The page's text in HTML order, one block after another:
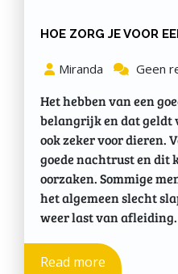
HOE ZORG JE VOOR
Miranda Geen
Het hebben van een
belangrijk en dat geldt
ook zeker voor dieren.
goede nachtrust en dit
oorzaken. Sommige
het algemeen slecht
weer last van afleiding.
Read more